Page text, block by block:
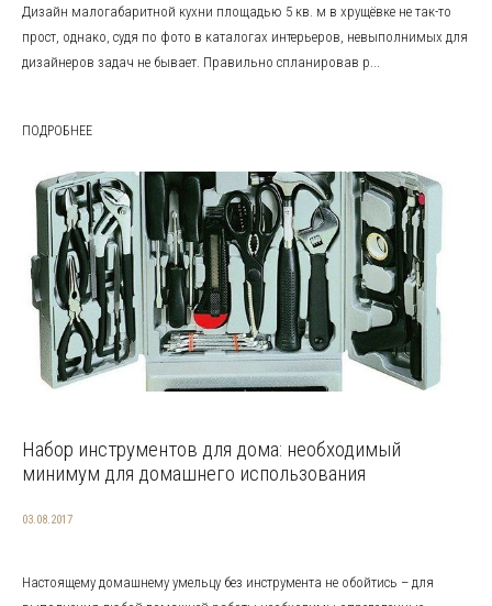
Дизайн малогабаритной кухни площадью 5 кв. м в хрущёвке не так-то
прост, однако, судя по фото в каталогах интерьеров, невыполнимых для
дизайнеров задач не бывает. Правильно спланировав р...
ПОДРОБНЕЕ
Набор инструментов для дома: необходимый
минимум для домашнего использования
03.08.2017
Настоящему домашнему умельцу без инструмента не обойтись – для